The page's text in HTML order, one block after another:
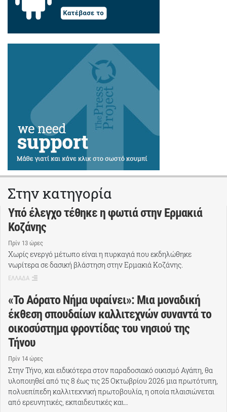
Στην κατηγορία
Υπό έλεγχο τέθηκε η φωτιά στην Ερμακιά
Κοζάνης
Πρίν 13 ώρες
Χωρίς ενεργό μέτωπο είναι η πυρκαγιά που εκδηλώθηκε
νωρίτερα σε δασική βλάστηση στην Ερμακιά Κοζάνης.
ΕΛΛΑΔΑ
«Το Αόρατο Νήμα υφαίνει»: Μια μοναδική
έκθεση σπουδαίων καλλιτεχνών συναντά το
οικοσύστημα φροντίδας του νησιού της
Τήνου
Πρίν 14 ώρες
Στην Τήνο, και ειδικότερα στον παραδοσιακό οικισμό Αγάπη, θα
υλοποιηθεί από τις 8 έως τις 25 Οκτωβρίου 2026 μια πρωτότυπη,
πολυεπίπεδη καλλιτεχνική πρωτοβουλία, η οποία πλαισιώνεται
από ερευνητικές, εκπαιδευτικές και…